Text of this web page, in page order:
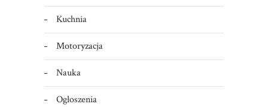
Kuchnia
Motoryzacja
Nauka
Ogłoszenia